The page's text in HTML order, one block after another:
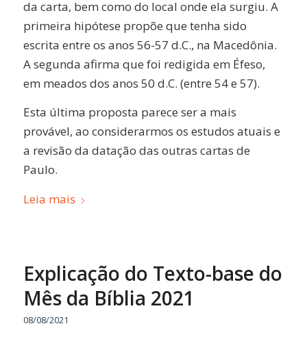
da carta, bem como do local onde ela surgiu. A
primeira hipótese propõe que tenha sido
escrita entre os anos 56-57 d.C., na Macedônia.
A segunda afirma que foi redigida em Éfeso,
em meados dos anos 50 d.C. (entre 54 e 57).
Esta última proposta parece ser a mais
provável, ao considerarmos os estudos atuais e
a revisão da datação das outras cartas de
Paulo.
Leia mais
Explicação do Texto-base do
Mês da Bíblia 2021
08/08/2021